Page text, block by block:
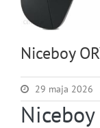
Niceboy
29 maja 2026
Niceboy